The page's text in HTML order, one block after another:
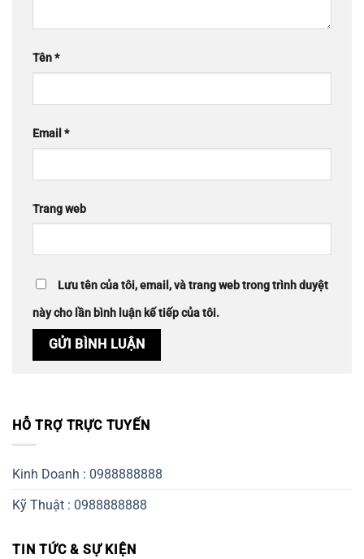
Tên*
Email *
Trang web
Lưu tên của tôi, email, và trang web trong trình duyệt
này cho lần bình luận kế tiếp của tôi.
HỖ TRỢ TRỰC TUYẾN
Kinh Doanh : 0988888888
Kỹ Thuật : 0988888888
TIN TỨC & SỰ KIỆN